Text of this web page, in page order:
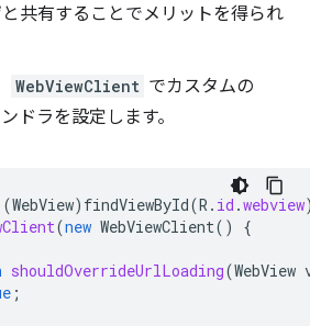
共有することでメリットを得られ
WebViewClient でカスタムの
ドラを設定します。
(WebView) findViewById(R . id .webview
(new WebViewClient()
{
shouldOverrideUrlLoading(WebView
;